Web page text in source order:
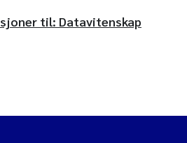
til: Datavitenskap